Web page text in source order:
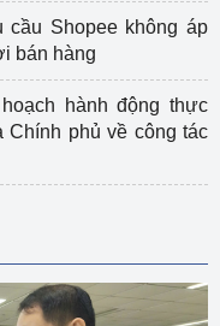
cầu Shopee không áp
bán hàng
hành động thực
Chính phủ về công tác